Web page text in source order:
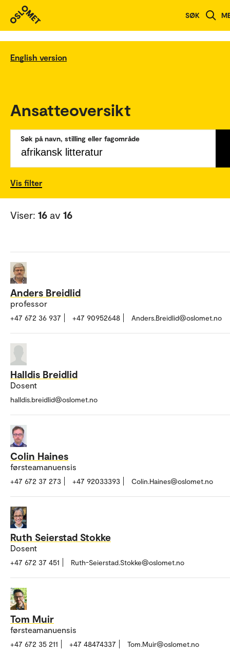
SØK
English version
Ansatteoversikt
Søk på navn, stilling eller fagområde
Vis filter
Viser: 16 av 16
Anders Breidlid
professor
+47 672 36 937 +47 90952648 Anders.Breidlid@oslomet.no
Halldis Breidlid
Dosent
halldis.breidlid@oslomet.no
Colin Haines
førsteamanuensis
+47 672 37 273 +47 92033393 Colin.Haines@oslomet.no
Ruth Seierstad Stokke
Dosent
+47 672 37 451 Ruth-Seierstad.Stokke@oslomet.no
Tom Muir
førsteamanuensis
+47 672 35 211 +47 48474337 Tom.Muir@oslomet.no